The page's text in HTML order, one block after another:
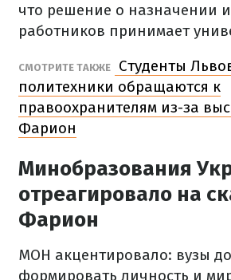
что решение о назначении
работников принимает
СМОТРИТЕ ТАКЖЕ
Студенты
политехники обращаются к
правоохранителям из-за
Фарион
Минобразования
отреагировало на
Фарион
МОН акцентировало: вузы
формировать личность и